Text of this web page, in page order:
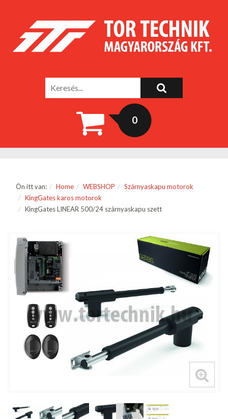
0
Ön itt van: Home WEBSHOP
Szárnyaskapu motorok
KingGates karos motorok
KingGates LINEAR 500/24 szárnyaskapu szett